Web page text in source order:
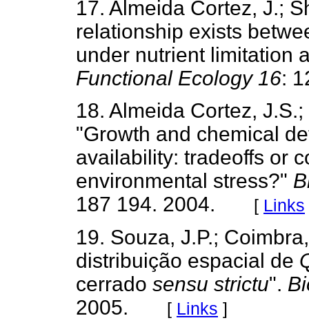
17. Almeida Cortez, J.;
relationship exists
under nutrient limitation
Functional Ecology 16:
18. Almeida Cortez,
"Growth and chemical
availability: tradeoffs or
environmental stress?"
187 194. 2004. [ Links
19. Souza, J.P.;
distribuição espacial de
cerrado sensu strictu".
2005. [ Links ]